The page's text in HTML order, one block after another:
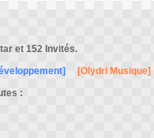
et 152 Invités.
[Olydri Musique]
: